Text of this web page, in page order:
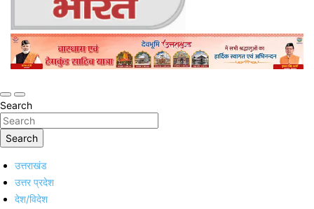
Jan Jan Ka Bharat
Online Trending Hindi News Website
Search
Search
उत्तराखंड
उत्तर प्रदेश
देश/विदेश